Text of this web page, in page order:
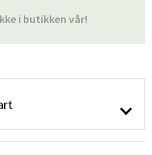
i butikken vår!